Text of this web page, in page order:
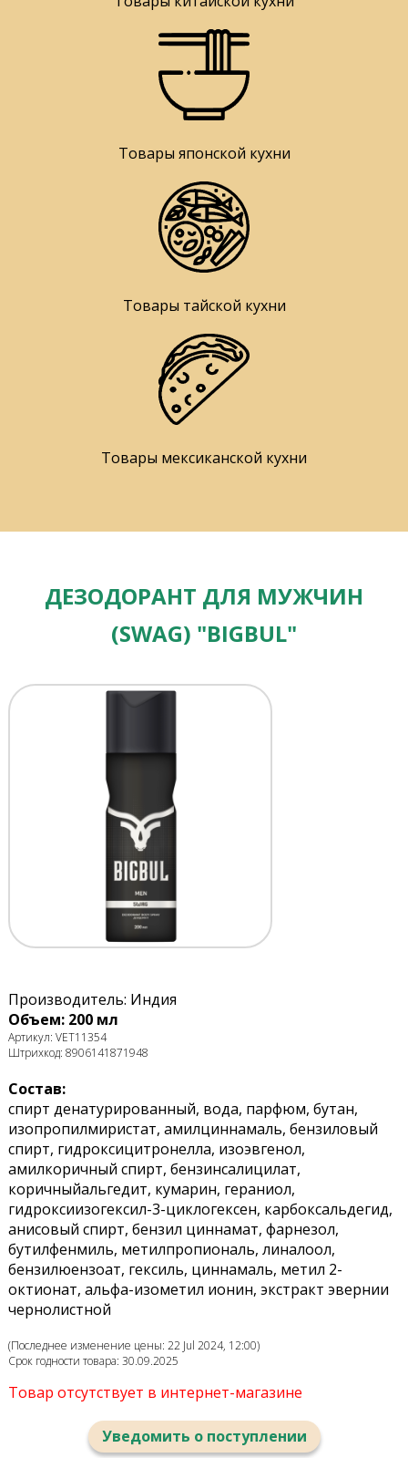
Товары японской кухни
Товары тайской кухни
Товары мексиканской кухни
ДЕЗОДОРАНТ ДЛЯ МУЖЧИН
(SWAG) "BIGBUL"
Производитель: Индия
Объем: 200 мл
Артикул: VET11354
Штрихкод: 8906141871948
Состав:
спирт денатурированный, вода, парфюм, бутан,
изопропилмиристат, амилциннамаль, бензиловый
спирт, гидроксицитронелла, изоэвгенол,
амилкоричный спирт, бензинсалицилат,
коричныйальгедит, кумарин, гераниол,
гидроксиизогексил-3-циклогексен, карбоксальдегид,
анисовый спирт, бензил циннамат, фарнезол,
бутилфенмиль, метилпропиональ, линалоол,
бензилюензоат, гексиль, циннамаль, метил 2-
октионат, альфа-изометил ионин, экстракт эвернии
чернолистной
(Последнее изменение цены: 22 Jul 2024, 12:00)
Срок годности товара: 30.09.2025
Товар отсутствует в интернет-магазине
Уведомить о поступлении